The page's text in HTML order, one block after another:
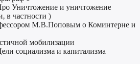
Уничтожение и уничтожение
в частности )
М.В.Поповым о Коминтерне и
мобилизации
социализма и капитализма